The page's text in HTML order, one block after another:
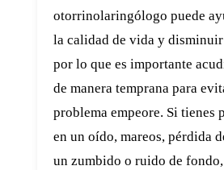
otorrinolaringólogo puede
la calidad de vida y
por lo que es importante
de manera temprana para
problema empeore. Si tienes
en un oído, mareos, pérdida
un zumbido o ruido de